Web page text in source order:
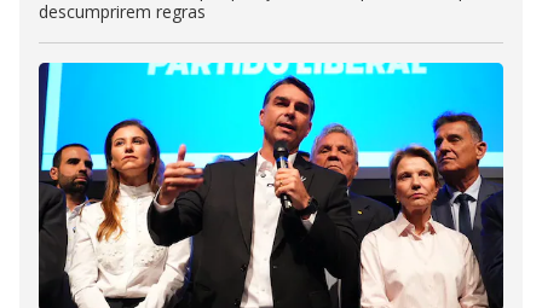
descumprirem regras